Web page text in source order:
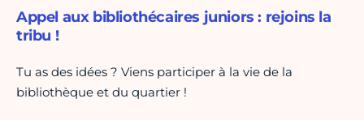
Appel aux bibliothécaires juniors : rejoins la
tribu !
Tu as des idées ? Viens participer à la vie de la
bibliothèque et du quartier !